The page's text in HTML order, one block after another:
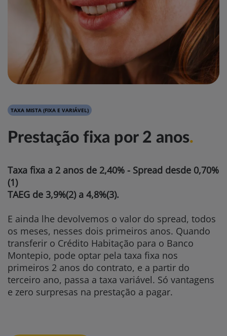
TAXA MISTA (FIXA E VARIÁVEL)
Prestação fixa por 2 anos.
Taxa fixa a 2 anos de 2,40% - Spread desde 0,70%
(1)
TAEG de 3,9%(2) a 4,8%(3).
E ainda lhe devolvemos o valor do spread, todos
os meses, nesses dois primeiros anos. Quando
transferir o Crédito Habitação para o Banco
Montepio, pode optar pela taxa fixa nos
primeiros 2 anos do contrato, e a partir do
terceiro ano, passa a taxa variável. Só vantagens
e zero surpresas na prestação a pagar.